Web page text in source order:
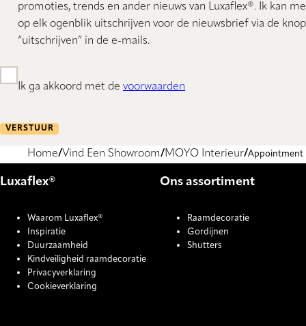
promoties, trends en ander nieuws van Luxaflex®. Ik kan me
op elk ogenblik uitschrijven voor de nieuwsbrief via de knop
“uitschrijven” in de e-mails.
Ik ga akkoord met de voorwaarden
VERSTUUR
Home Vind Een Showroom MOYO Interieur Appointment
Luxaflex®
Waarom Luxaflex®
Inspiratie
Duurzaamheid
Kindveiligheid raamdecoratie
Privacyverklaring
Cookieverklaring
Ons assortiment
Raamdecoratie
Gordijnen
Shutters